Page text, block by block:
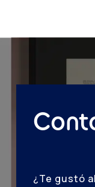
¿Te gustó